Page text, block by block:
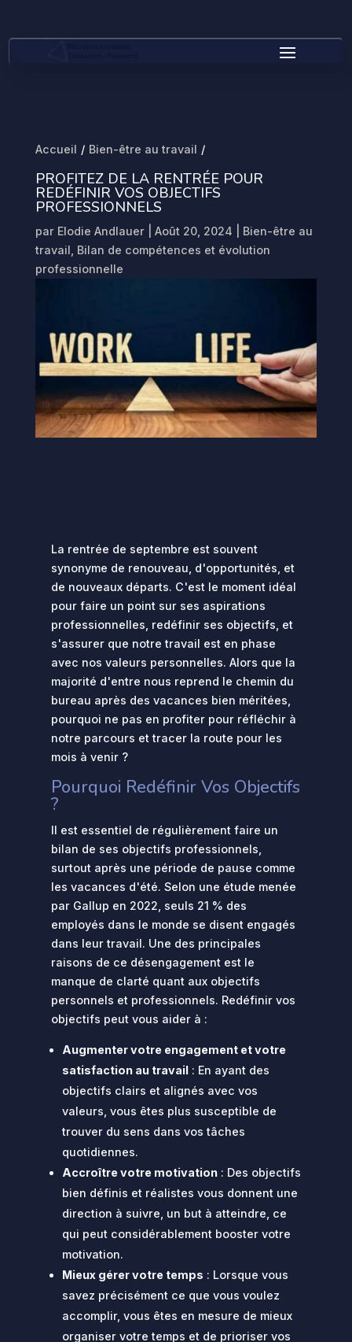
Accueil / Bien-être au travail /
PROFITEZ DE LA RENTRÉE POUR
REDÉFINIR VOS OBJECTIFS
PROFESSIONNELS
par Elodie Andlauer| Août 20, 2024
Bien-être au
travail Bilan de compétences et évolution
professionnelle
La rentrée de septembre est souvent
synonyme de renouveau, d'opportunités, et
de nouveaux départs. C'est le moment idéal
pour faire un point sur ses aspirations
professionnelles, redéfinir ses objectifs, et
s'assurer que notre travail est en phase
avec nos valeurs personnelles. Alors que la
majorité d'entre nous reprend le chemin du
bureau après des vacances bien méritées,
pourquoi ne pas en profiter pour réfléchir à
notre parcours et tracer la route pour les
mois à venir ?
Pourquoi Redéfinir Vos Objectifs
?
Il est essentiel de régulièrement faire un
bilan de ses objectifs professionnels,
surtout après une période de pause comme
les vacances d'été. Selon une étude menée
par Gallup en 2022, seuls 21 % des
employés dans le monde se disent engagés
dans leur travail. Une des principales
raisons de ce désengagement est le
manque de clarté quant aux objectifs
personnels et professionnels. Redéfinir vos
objectifs peut vous aider à :
Augmenter votre engagement et votre
satisfaction au travail : En ayant des
objectifs clairs et alignés avec vos
valeurs, vous êtes plus susceptible de
trouver du sens dans vos tâches
quotidiennes.
Accroître votre motivation : Des objectifs
bien définis et réalistes vous donnent une
direction à suivre, un but à atteindre, ce
qui peut considérablement booster votre
motivation.
Mieux gérer votre temps : Lorsque vous
savez précisément ce que vous voulez
accomplir, vous êtes en mesure de mieux
organiser votre temps et de prioriser vos